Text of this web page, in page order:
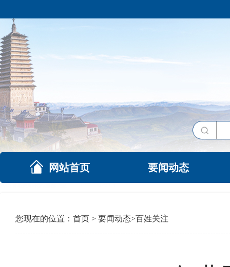
网站首页 要闻动态
您现在的位置： 首页 > 要闻动态>百姓关注